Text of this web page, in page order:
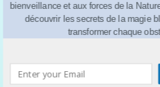
ismadansAstuce
melinaSdansAstuce
kaderdansLa magie
kaderdansComment
perledans
Comment
bienveillance et aux forces de la
découvrir les secrets de la magie
transformer chaque